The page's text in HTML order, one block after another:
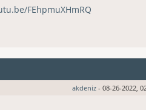
FEhpmuXHmRQ
akdeniz - 08-26-2022,